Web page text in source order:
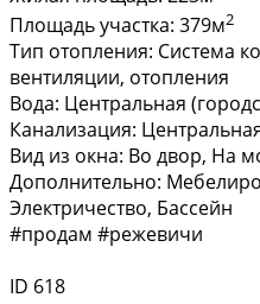
Площадь участка: 379м2
Тип отопления: Система
вентиляции, отопления
Вода: Центральная
Канализация:
Вид из окна: Во двор, На
Дополнительно:
Электричество, Бассейн
#продам #режевичи
ID 618